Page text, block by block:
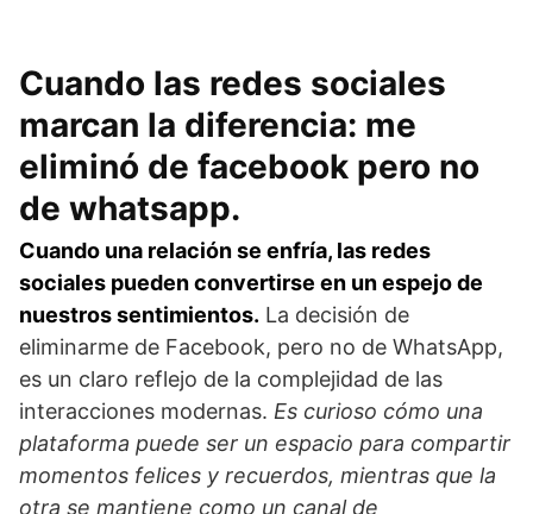
Cuando las redes sociales
marcan la diferencia: me
eliminó de facebook pero no
de whatsapp.
Cuando una relación se enfría, las redes
sociales pueden convertirse en un espejo de
nuestros sentimientos. La decisión de
eliminarme de Facebook, pero no de WhatsApp,
es un claro reflejo de la complejidad de las
interacciones modernas. Es curioso cómo una
plataforma puede ser un espacio para compartir
momentos felices y recuerdos, mientras que la
otra se mantiene como un canal de